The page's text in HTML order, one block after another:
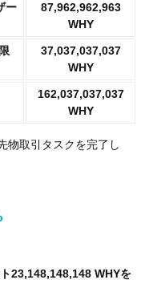
ー
87,962,962,963
WHY
37,037,037,037
WHY
162,037,037,037
WHY
物取引タスクを完了し
23,148,148,148 WHYを